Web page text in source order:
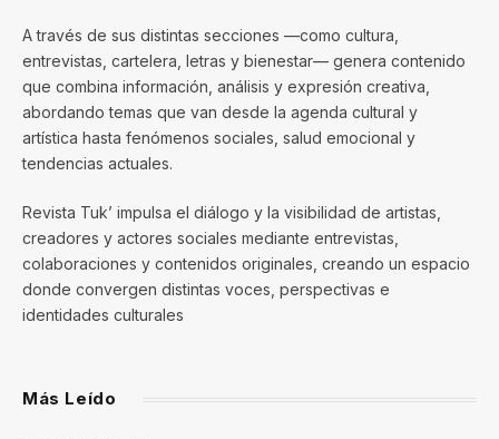
A través de sus distintas secciones —como cultura,
entrevistas, cartelera, letras y bienestar— genera contenido
que combina información, análisis y expresión creativa,
abordando temas que van desde la agenda cultural y
artística hasta fenómenos sociales, salud emocional y
tendencias actuales.
Revista Tuk’ impulsa el diálogo y la visibilidad de artistas,
creadores y actores sociales mediante entrevistas,
colaboraciones y contenidos originales, creando un espacio
donde convergen distintas voces, perspectivas e
identidades culturales
Más Leído